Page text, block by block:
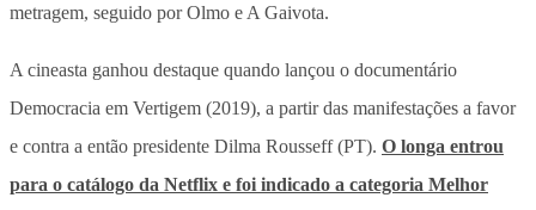
metragem, seguido por Olmo e A Gaivota.
A cineasta ganhou destaque quando lançou o documentário
Democracia em Vertigem (2019), a partir das manifestações a favor
e contra a então presidente Dilma Rousseff (PT). O longa entrou
para o catálogo da Netflix e foi indicado a categoria Melhor